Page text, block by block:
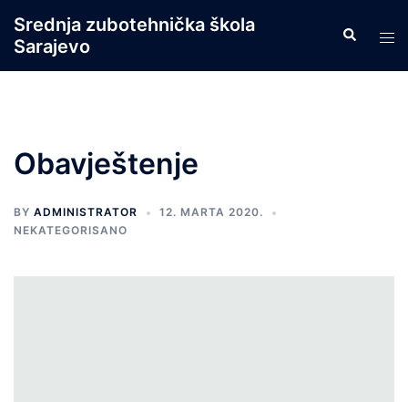
content
Srednja zubotehnička škola
Sarajevo
Search
Obavještenje
BY ADMINISTRATOR
12. MARTA 2020.
NEKATEGORISANO